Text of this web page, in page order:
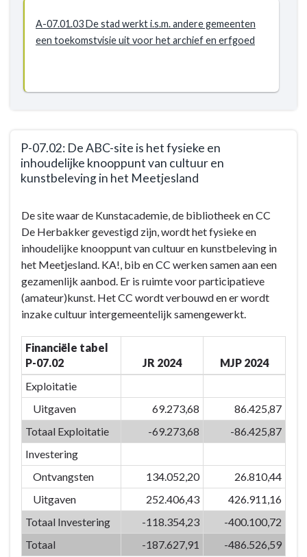
A-07.01.03 De stad werkt i.s.m. andere gemeenten
een toekomstvisie uit voor het archief en erfgoed
P-07.02: De ABC-site is het fysieke en
inhoudelijke knooppunt van cultuur en
kunstbeleving in het Meetjesland
naar
navigatie
BD-
07:
Door
het
inzetten
kwaliteitsvolle
vrijetijdsvoorzieningen
creaties
versterken
identiteit
Eeklo
Actieplannen
De site waar de Kunstacademie, de bibliotheek en CC
De Herbakker gevestigd zijn, wordt het fysieke en
inhoudelijke knooppunt van cultuur en kunstbeleving in
het Meetjesland. KA!, bib en CC werken samen aan een
gezamenlijk aanbod. Er is ruimte voor participatieve
(amateur)kunst. Het CC wordt verbouwd en er wordt
inzake cultuur intergemeentelijk samengewerkt.
Financiële tabel
P-07.02
JR 2024
MJP 2024
Exploitatie
Uitgaven
69.273,68
86.425,87
Totaal Exploitatie
-69.273,68
-86.425,87
Investering
Ontvangsten
134.052,20
26.810,44
Uitgaven
252.406,43
426.911,16
Totaal Investering
-118.354,23
-400.100,72
Totaal
-187.627,91 -486.526,59